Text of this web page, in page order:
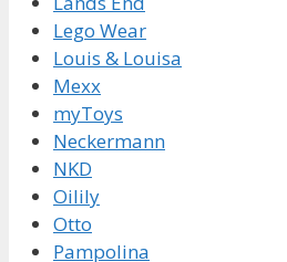
Lego Wear
Louis & Louisa
Mexx
myToys
Neckermann
NKD
Oilily
Otto
Pampolina